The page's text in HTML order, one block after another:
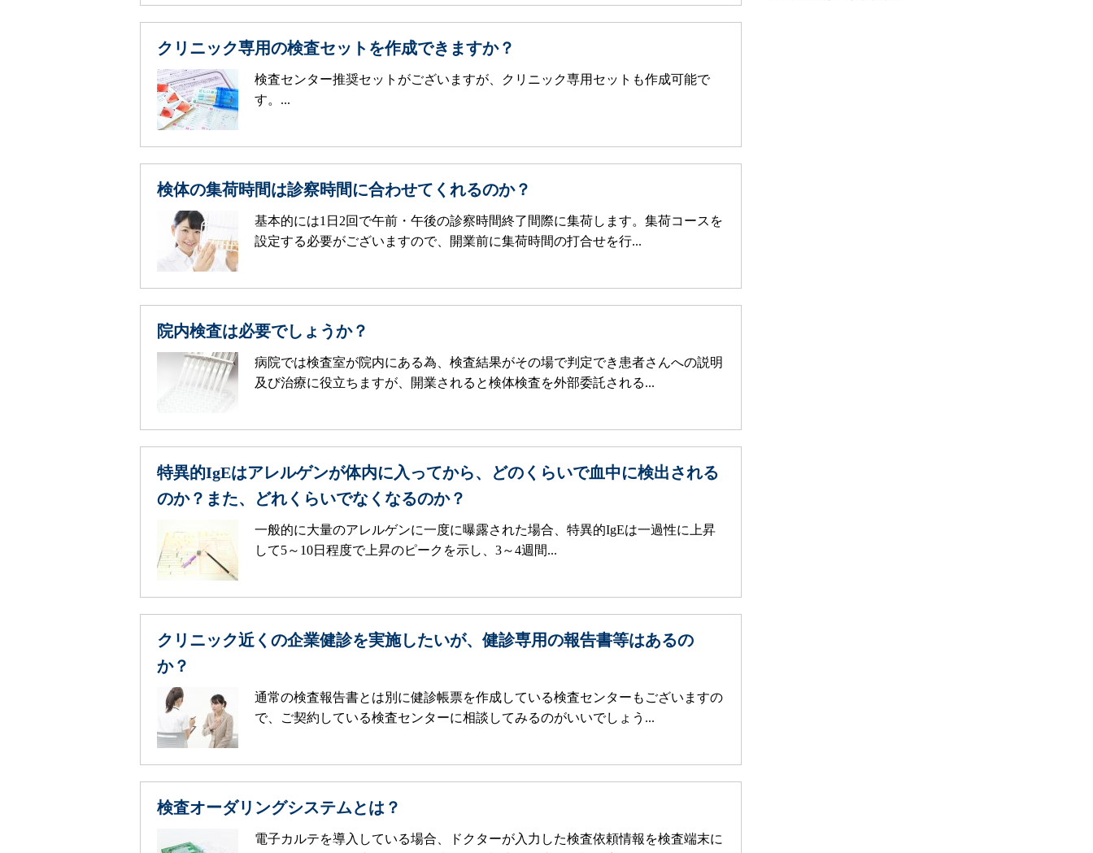
クリニック専用の検査セットを作成できますか？
検査センター推奨セットがございますが、クリニック専用セットも作成可能で
す。...
検体の集荷時間は診察時間に合わせてくれるのか？
基本的には1日2回で午前・午後の診察時間終了間際に集荷します。集荷コースを
設定する必要がございますので、開業前に集荷時間の打合せを行...
院内検査は必要でしょうか？
病院では検査室が院内にある為、検査結果がその場で判定でき患者さんへの説明
及び治療に役立ちますが、開業されると検体検査を外部委託される...
特異的IgEはアレルゲンが体内に入ってから、どのくらいで血中に検出される
のか？また、どれくらいでなくなるのか？
一般的に大量のアレルゲンに一度に曝露された場合、特異的IgEは一過性に上昇
して5～10日程度で上昇のピークを示し、3～4週間...
クリニック近くの企業健診を実施したいが、健診専用の報告書等はあるの
か？
通常の検査報告書とは別に健診帳票を作成している検査センターもございますの
で、ご契約している検査センターに相談してみるのがいいでしょう...
検査オーダリングシステムとは？
電子カルテを導入している場合、ドクターが入力した検査依頼情報を検査端末に